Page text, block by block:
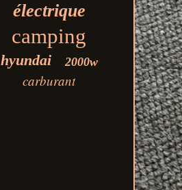
électrique
camping
hyundai 2000w
carburant